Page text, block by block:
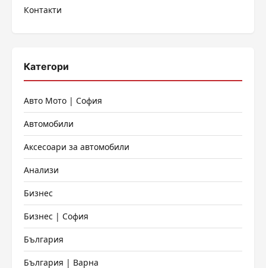
Контакти
Категори
Авто Мото | София
Автомобили
Аксесоари за автомобили
Анализи
Бизнес
Бизнес | София
България
България | Варна